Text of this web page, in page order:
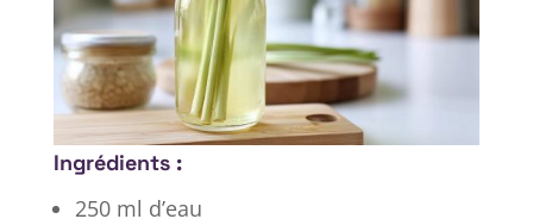
Ingrédients :
250 ml d’eau